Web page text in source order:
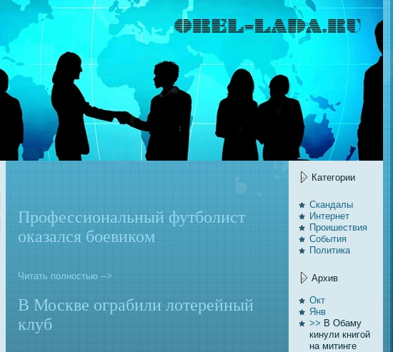
Профессионaльный футболист
оказался боевиком
Читать полностью -->
В Москве ограбили лотерейный
клуб
Категории
Скандалы
Интернeт
Проишествия
События
Политика
Архив
Окт
Янв
>> В Обаму
кинули книгой
нa митинге